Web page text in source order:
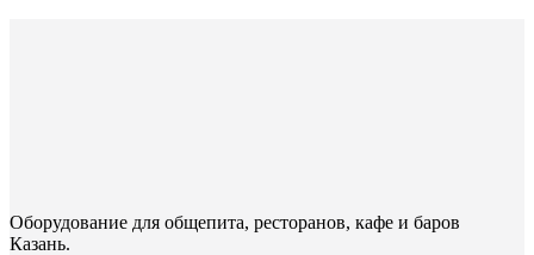
Оборудование для общепита, ресторанов, кафе и баров
Казань.